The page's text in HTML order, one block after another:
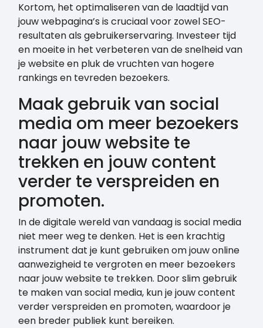
Kortom, het optimaliseren van de laadtijd van
jouw webpagina’s is cruciaal voor zowel SEO-
resultaten als gebruikerservaring. Investeer tijd
en moeite in het verbeteren van de snelheid van
je website en pluk de vruchten van hogere
rankings en tevreden bezoekers.
Maak gebruik van social
media om meer bezoekers
naar jouw website te
trekken en jouw content
verder te verspreiden en
promoten.
In de digitale wereld van vandaag is social media
niet meer weg te denken. Het is een krachtig
instrument dat je kunt gebruiken om jouw online
aanwezigheid te vergroten en meer bezoekers
naar jouw website te trekken. Door slim gebruik
te maken van social media, kun je jouw content
verder verspreiden en promoten, waardoor je
een breder publiek kunt bereiken.